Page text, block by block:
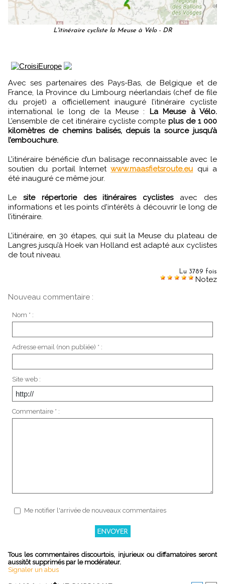
L'itinéraire cycliste la Meuse à Vélo - DR
Avec ses partenaires des Pays-Bas, de Belgique et de
France, la Province du Limbourg néerlandais (chef de file
du projet) a officiellement inauguré l’itinéraire cycliste
international le long de la Meuse : La Meuse à Vélo.
L’ensemble de cet itinéraire cycliste compteplus de 1 000
kilomètres de chemins balisés, depuis la source jusqu’à
l’embouchure.
L’itinéraire bénéficie d’un balisage reconnaissable avec le
soutien du portail Internetwww.maasfietsroute.eu qui a
été inauguré ce même jour.
Le site répertorie des itinéraires cyclistesavec des
informations et les points d'intérêts à découvrir le long de
l’itinéraire.
L’itinéraire, en 30 étapes, qui suit la Meuse du plateau de
Langres jusqu’à Hoek van Holland est adapté aux cyclistes
de tout niveau.
Lu 3789 fois
Notez
Nouveau commentaire :
Nom * :
Adresse email (non publiée) * :
Site web :
Commentaire * :
Me notifier l'arrivée de nouveaux commentaires
Tous les commentaires discourtois, injurieux ou diffamatoires seront
aussitôt supprimés par le modérateur.
Signaler un abus